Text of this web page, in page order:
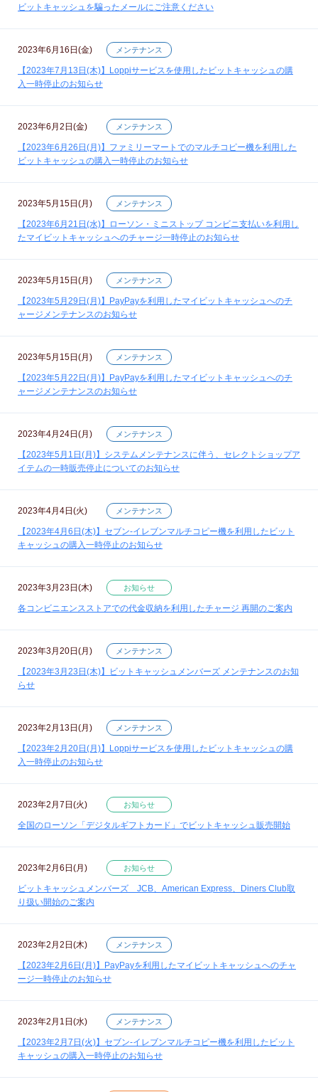
ビットキャッシュを騙ったメールにご注意ください
2023年6月16日(金) メンテナンス
【2023年7月13日(木)】Loppiサービスを使用したビットキャッシュの購
入一時停止のお知らせ
2023年6月2日(金) メンテナンス
【2023年6月26日(月)】ファミリーマートでのマルチコピー機を利用した
ビットキャッシュの購入一時停止のお知らせ
2023年5月15日(月) メンテナンス
【2023年6月21日(水)】ローソン・ミニストップ コンビニ支払いを利用し
たマイビットキャッシュへのチャージ一時停止のお知らせ
2023年5月15日(月) メンテナンス
【2023年5月29日(月)】PayPayを利用したマイビットキャッシュへのチ
ャージメンテナンスのお知らせ
2023年5月15日(月) メンテナンス
【2023年5月22日(月)】PayPayを利用したマイビットキャッシュへのチ
ャージメンテナンスのお知らせ
2023年4月24日(月) メンテナンス
【2023年5月1日(月)】システムメンテナンスに伴う、セレクトショップア
イテムの一時販売停止についてのお知らせ
2023年4月4日(火) メンテナンス
【2023年4月6日(木)】セブン‐イレブンマルチコピー機を利用したビット
キャッシュの購入一時停止のお知らせ
2023年3月23日(木) お知らせ
各コンビニエンスストアでの代金収納を利用したチャージ 再開のご案内
2023年3月20日(月) メンテナンス
【2023年3月23日(木)】ビットキャッシュメンバーズ メンテナンスのお知
らせ
2023年2月13日(月) メンテナンス
【2023年2月20日(月)】Loppiサービスを使用したビットキャッシュの購
入一時停止のお知らせ
2023年2月7日(火) お知らせ
全国のローソン「デジタルギフトカード」でビットキャッシュ販売開始
2023年2月6日(月) お知らせ
ビットキャッシュメンバーズ JCB、American Express、Diners Club取
り扱い開始のご案内
2023年2月2日(木) メンテナンス
【2023年2月6日(月)】PayPayを利用したマイビットキャッシュへのチャ
ージ一時停止のお知らせ
2023年2月1日(水) メンテナンス
【2023年2月7日(火)】セブン‐イレブンマルチコピー機を利用したビット
キャッシュの購入一時停止のお知らせ